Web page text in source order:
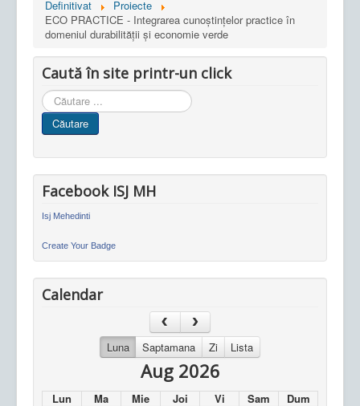
Definitivat
Proiecte
ECO PRACTICE - Integrarea cunoștințelor practice în
domeniul durabilității și economie verde
Caută în site printr-un click
Cauta
in
site
Căutare
Facebook ISJ MH
Isj Mehedinti
Create Your Badge
Calendar
Luna Saptamana Zi Lista
Aug 2026
Lun Ma Mie Joi Vi Sam
Dum